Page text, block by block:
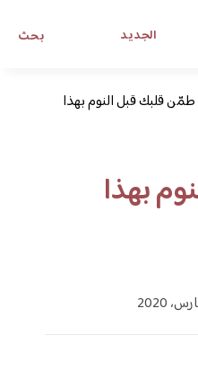
بحث الجديد
العصرية
طمّن قلبك قبل النوم بهذا
بهذا